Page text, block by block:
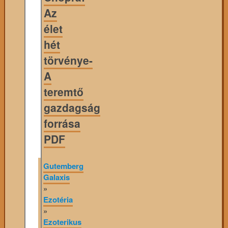
Az
élet
hét
törvénye-
A
teremtő
gazdagság
forrása
PDF
Gutemberg
Galaxis
»
Ezotéria
»
Ezoterikus